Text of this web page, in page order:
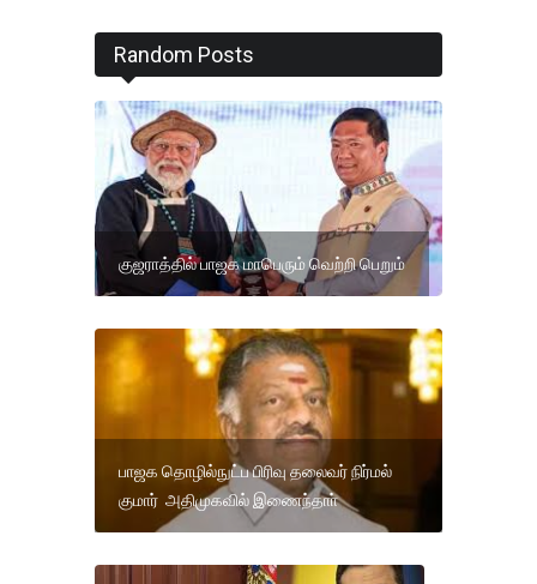
Random Posts
குஜராத்தில் பாஜக மாபெரும் வெற்றி பெறும்
பாஜக தொழில்நுட்ப பிரிவு தலைவர் நிர்மல்
குமார் அதிமுகவில் இணைந்தாா்